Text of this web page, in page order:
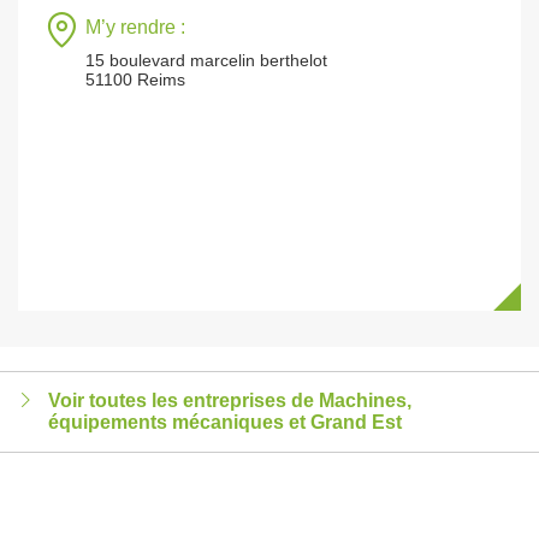
M’y rendre :
15 boulevard marcelin berthelot
51100 Reims
Voir toutes les entreprises de Machines,
équipements mécaniques et Grand Est